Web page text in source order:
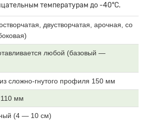
температурам до -40°С.
двустворчатая, арочная, со
любой (базовый —
из сложно-гнутого профиля 150 мм
110 мм
(4 — 10 см)